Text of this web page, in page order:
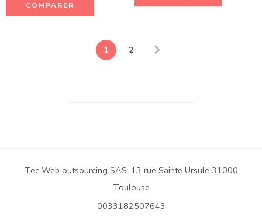
COMPARER
1 2
Tec Web outsourcing SAS. 13 rue Sainte Ursule 31000
Toulouse
0033182507643